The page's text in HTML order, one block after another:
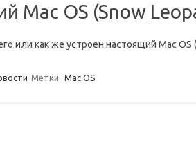
Mac OS (Snow
или как же устроен настоящий Mac
Метки: Mac OS